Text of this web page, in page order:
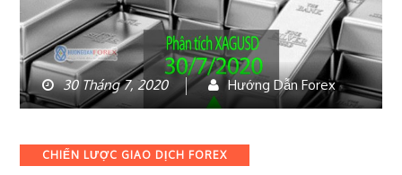
30 Tháng 7, 2020 Hướng Dẫn Forex
Categories
CHIẾN LƯỢC GIAO DỊCH FOREX